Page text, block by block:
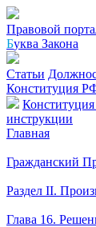
Правовой
Буква Закона
Статьи
Конституция
инструкции
Главная
Гражданский
Раздел II.
Глава 16.